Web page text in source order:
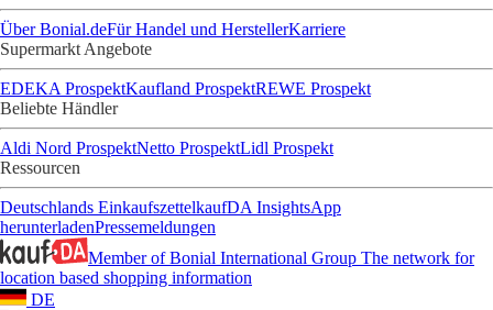
Über Bonial.deFür Handel und HerstellerKarriere
Supermarkt Angebote
EDEKA ProspektKaufland ProspektREWE Prospekt
Beliebte Händler
Aldi Nord ProspektNetto ProspektLidl Prospekt
Ressourcen
Deutschlands EinkaufszettelkaufDA InsightsApp
herunterladenPressemeldungen
Member of Bonial International Group The network for
location based shopping information
DE